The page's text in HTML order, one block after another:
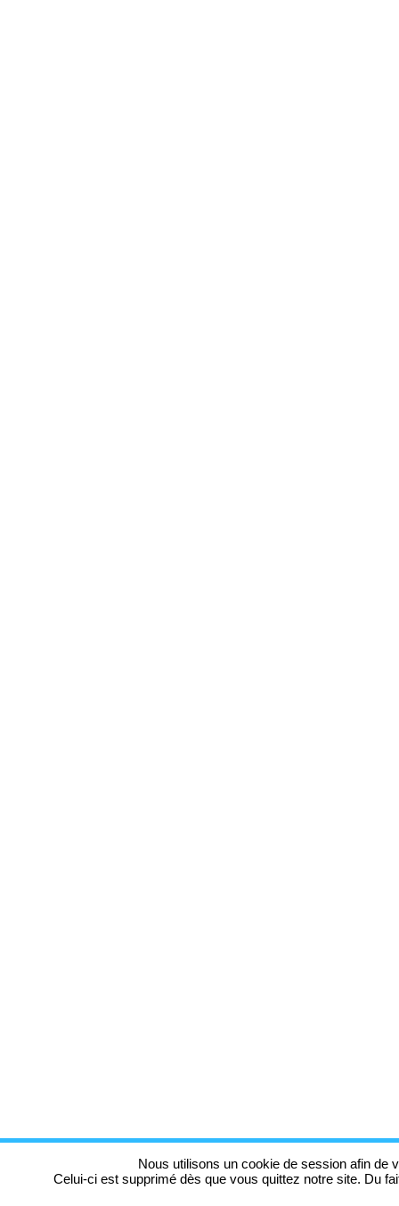
Nous utilisons un cookie de session afin de
Celui-ci est supprimé dès que vous quittez notre site. Du